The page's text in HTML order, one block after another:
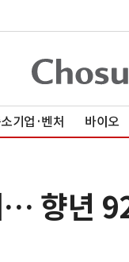
기업·벤처 바이오
향년